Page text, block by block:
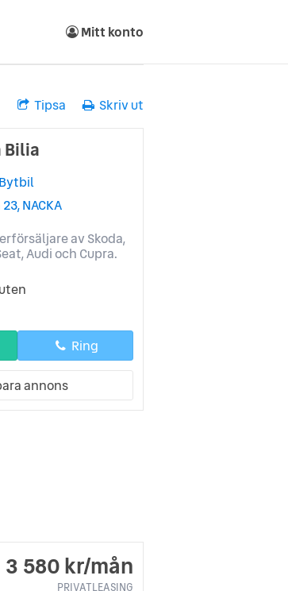
Mitt konto
Tipsa Skriv ut
Bilia
NACKA
av Skoda,
Audi och Cupra.
Ring
annons
3 580 kr/mån
PRIVATLEASING